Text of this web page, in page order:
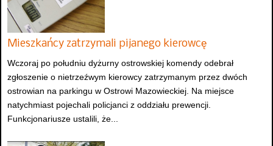
Mieszkańcy zatrzymali pijanego kierowcę
Wczoraj po południu dyżurny ostrowskiej komendy odebrał
zgłoszenie o nietrzeźwym kierowcy zatrzymanym przez dwóch
ostrowian na parkingu w Ostrowi Mazowieckiej. Na miejsce
natychmiast pojechali policjanci z oddziału prewencji.
Funkcjonariusze ustalili, że...